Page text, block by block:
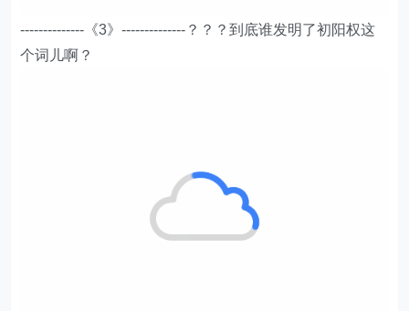
--------------《3》--------------？？？到底谁发明了初阳权这
个词儿啊？